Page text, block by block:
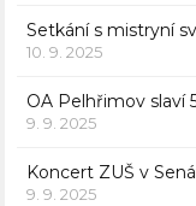
Setkání s mistryní
10. 9. 2025
OA Pelhřimov slaví
9. 9. 2025
Koncert ZUŠ v
9. 9. 2025